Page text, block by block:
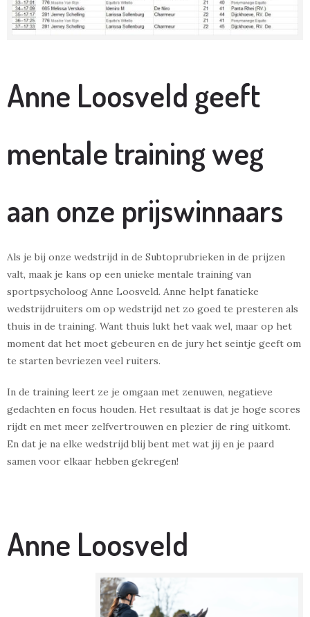
Anne Loosveld geeft
mentale training weg
aan onze prijswinnaars
Als je bij onze wedstrijd in de Subtoprubrieken in de prijzen
valt, maak je kans op een unieke mentale training van
sportpsycholoog Anne Loosveld. Anne helpt fanatieke
wedstrijdruiters om op wedstrijd net zo goed te presteren als
thuis in de training. Want thuis lukt het vaak wel, maar op het
moment dat het moet gebeuren en de jury het seintje geeft om
te starten bevriezen veel ruiters.
In de training leert ze je omgaan met zenuwen, negatieve
gedachten en focus houden. Het resultaat is dat je hoge scores
rijdt en met meer zelfvertrouwen en plezier de ring uitkomt.
En dat je na elke wedstrijd blij bent met wat jij en je paard
samen voor elkaar hebben gekregen!
Anne Loosveld